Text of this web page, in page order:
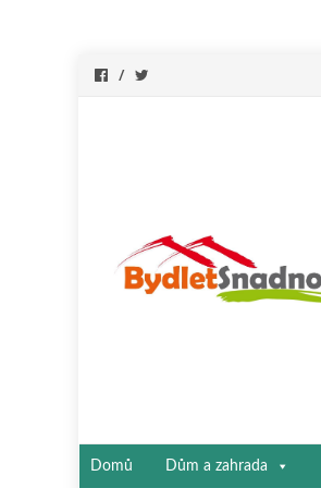
Přeskočit
Domů Dům a zahrada